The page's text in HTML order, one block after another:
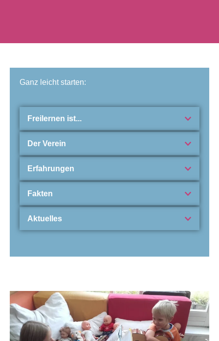
Ganz leicht starten:
Freilernen ist...
Der Verein
Erfahrungen
Fakten
Aktuelles